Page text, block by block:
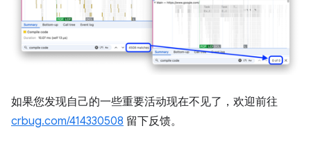
如果您发现自己的一些重要活动现在不见了，欢迎前往
crbug.com/414330508 留下反馈。